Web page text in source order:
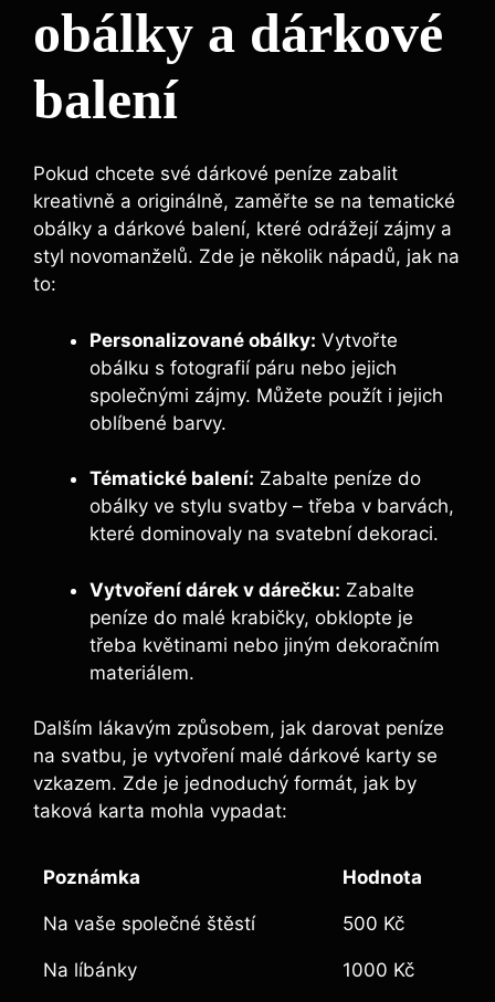
obálky a dárkové
balení
Pokud chcete své dárkové peníze zabalit
kreativně a originálně, zaměřte se na tematické
obálky a dárkové balení, které odrážejí zájmy a
styl novomanželů. Zde je několik nápadů, jak na
to:
Personalizované obálky: Vytvořte
obálku s fotografií páru nebo jejich
společnými zájmy. Můžete použít i jejich
oblíbené barvy.
Tématické balení: Zabalte peníze do
obálky ve stylu svatby – třeba v barvách,
které dominovaly na svatební dekoraci.
Vytvoření dárek v dárečku: Zabalte
peníze do malé krabičky, obklopte je
třeba květinami nebo jiným dekoračním
materiálem.
Dalším lákavým způsobem, jak darovat peníze
na svatbu, je vytvoření malé dárkové karty se
vzkazem. Zde je jednoduchý formát, jak by
taková karta mohla vypadat:
Poznámka Hodnota
Na vaše společné štěstí 500 Kč
Na líbánky 1000 Kč